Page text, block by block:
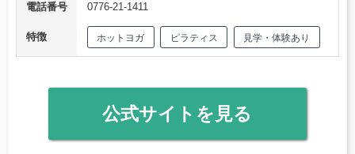
電話番号
0776-21-1411
特徴 ホットヨガ ピラティス 見学・体験あり
公式サイトを見る